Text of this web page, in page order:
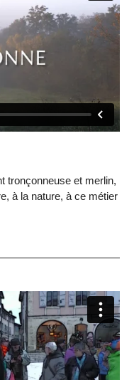
tronçonneuse et merlin,
à la nature, à ce métier